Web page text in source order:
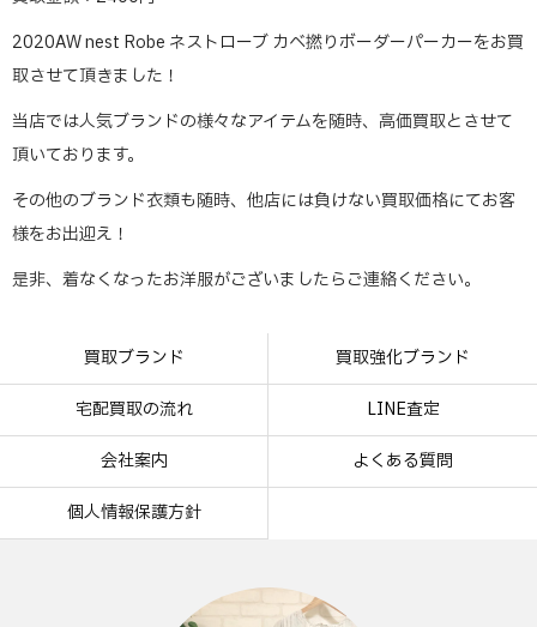
2020AW nest Robe ネストローブ カベ撚りボーダーパーカーをお買
取させて頂きました！
当店では人気ブランドの様々なアイテムを随時、高価買取とさせて
頂いております。
その他のブランド衣類も随時、他店には負けない買取価格にてお客
様をお出迎え！
是非、着なくなったお洋服がございましたらご連絡ください。
買取ブランド 買取強化ブランド
宅配買取の流れ LINE査定
会社案内 よくある質問
個人情報保護方針